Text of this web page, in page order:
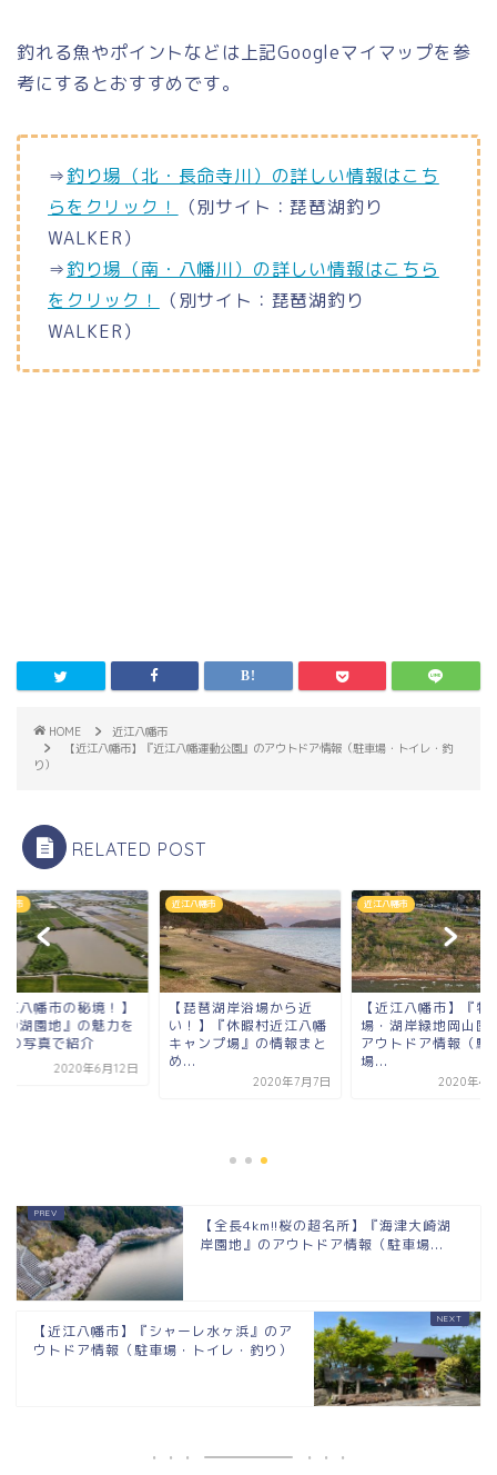
釣れる魚やポイントなどは上記Googleマイマップを参
考にするとおすすめです。
⇒釣り場（北・長命寺川）の詳しい情報はこち
らをクリック！
（別サイト：琵琶湖釣り
WALKER）
⇒釣り場（南・八幡川）の詳しい情報はこちら
をクリック！
（別サイト：琵琶湖釣り
WALKER）
HOME
近江八幡市
【近江八幡市】『近江八幡運動公園』のアウトドア情報（駐車場・トイレ・釣
り）
RELATED POST
幡市
八幡市の秘境！】
の湖園地』の魅力を
の写真で紹介
2020年6月12日
近江八幡市
【琵琶湖岸浴場から近
い！】『休暇村近江八幡
キャンプ場』の情報まと
め...
2020年7月7日
近江八幡市
【近江八幡市】『牧
場・湖岸緑地岡山園
アウトドア情報（駐
場...
2020年4
【全長4km!!桜の超名所】『海津大崎湖
岸園地』のアウトドア情報（駐車場...
【近江八幡市】『シャーレ水ヶ浜』のア
ウトドア情報（駐車場・トイレ・釣り）